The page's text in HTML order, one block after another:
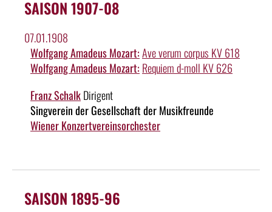
SAISON 1907-08
07.01.1908
Wolfgang Amadeus Mozart:Ave verum corpus KV 618
Wolfgang Amadeus Mozart: Requiem d-moll KV 626
Franz SchalkDirigent
Singverein der Gesellschaft der Musikfreunde
Wiener Konzertvereinsorchester
SAISON 1895-96